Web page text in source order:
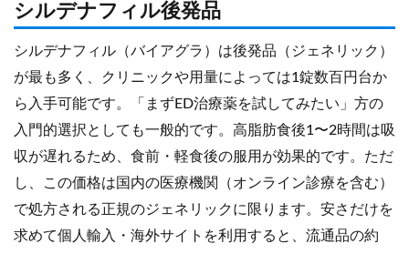
シルデナフィル後発品
シルデナフィル（バイアグラ）は後発品（ジェネリック）
が最も多く、クリニックや用量によっては1錠数百円台か
ら入手可能です。「まずED治療薬を試してみたい」方の
入門的選択としても一般的です。高脂肪食後1〜2時間は吸
収が遅れるため、食前・軽食後の服用が効果的です。ただ
し、この価格は国内の医療機関（オンライン診療を含む）
で処方される正規のジェネリックに限ります。安さだけを
求めて個人輸入・海外サイトを利用すると、流通品の約